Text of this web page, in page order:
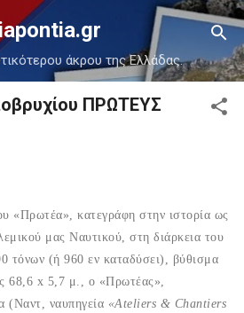
στο κύριο περιεχόμενο
άκρου της Ελλάδας.
ΠΡΩΤΕΥΣ
«Πρωτέα», κατεγράφη στην ιστορία ως
μας Ναυτικού, στη διάρκεια του
τόνων (ή 960 εν καταδύσει), βύθισμα
68,6 x 5,7 μ., ο «Πρωτέας»,
(Ναντ, ναυπηγεία «Ateliers & Chantiers